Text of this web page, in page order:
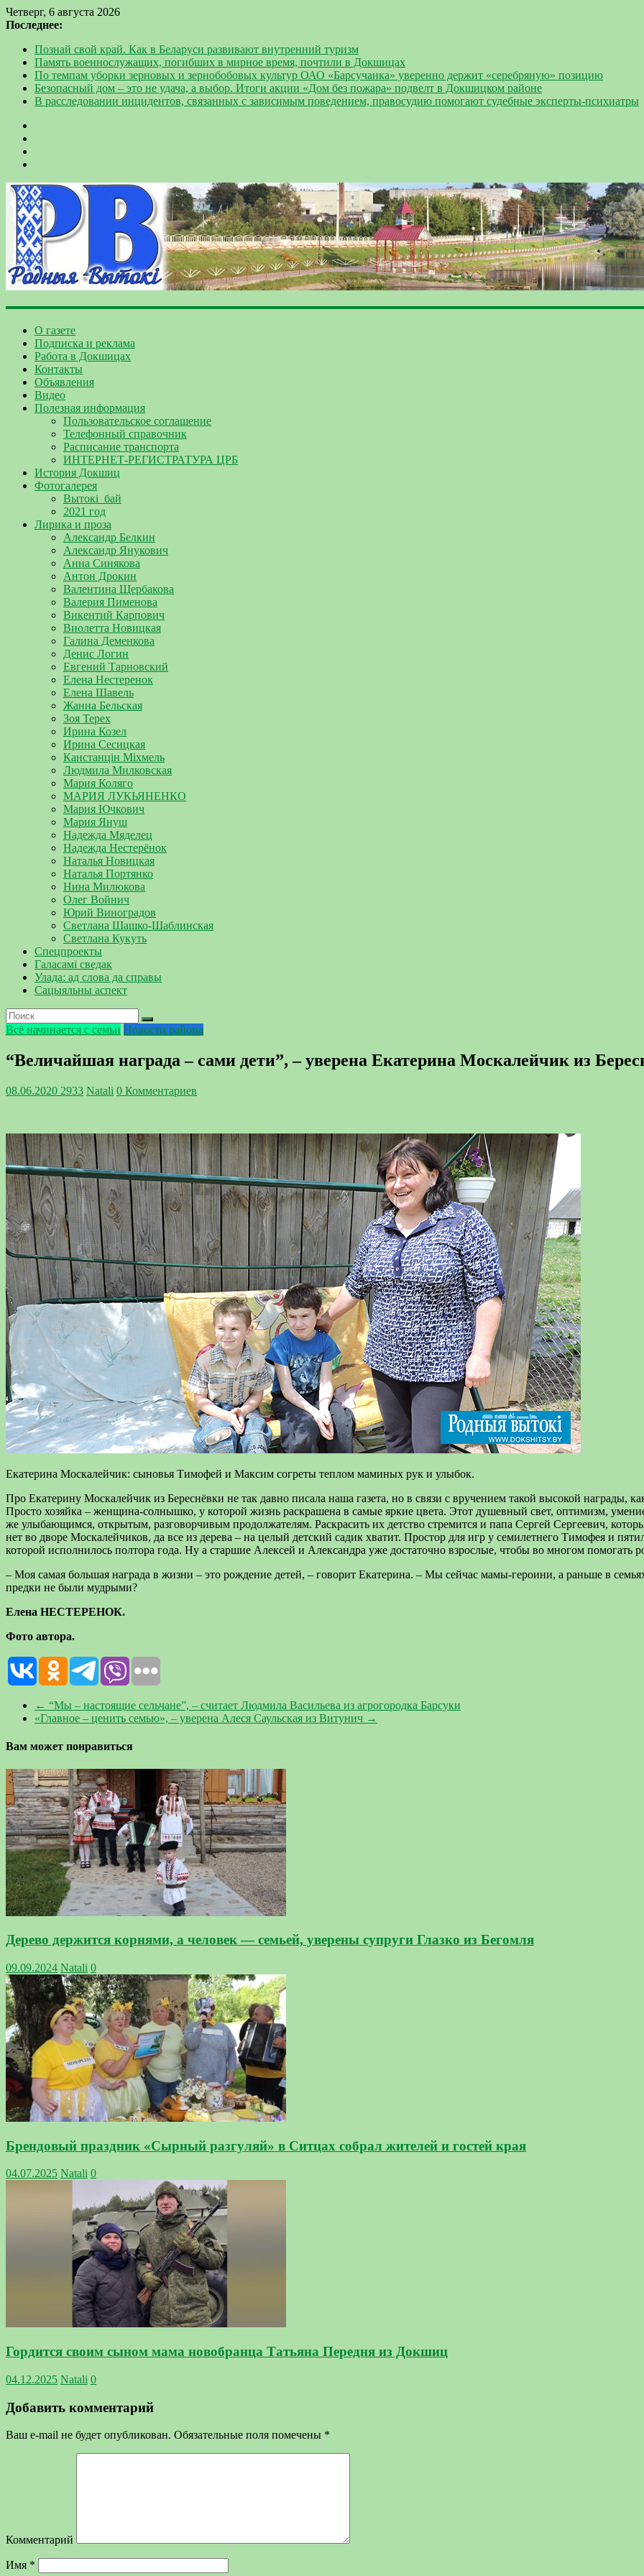
Четверг, 6 августа 2026
Последнее:
Познай свой край. Как в Беларуси развивают внутренний туризм
Память военнослужащих, погибших в мирное время, почтили в Докшицах
По темпам уборки зерновых и зернобобовых культур ОАО «Барсучанка» уверенно держит «серебряную» позицию
Безопасный дом – это не удача, а выбор. Итоги акции «Дом без пожара» подвелт в Докшицком районе
В расследовании инцидентов, связанных с зависимым поведением, правосудию помогают судебные эксперты-психиатры
О газете
Подписка и реклама
Работа в Докшицах
Контакты
Объявления
Видео
Полезная информация
Пользовательское соглашение
Телефонный справочник
Расписание транспорта
ИНТЕРНЕТ-РЕГИСТРАТУРА ЦРБ
История Докшиц
Фотогалерея
Вытокі_бай
2021 год
Лирика и проза
Александр Белкин
Александр Янукович
Анна Синякова
Антон Дрокин
Валентина Щербакова
Валерия Пименова
Викентий Карпович
Виолетта Новицкая
Галина Деменкова
Денис Логин
Евгений Тарновский
Елена Нестеренок
Елена Шавель
Жанна Бельская
Зоя Терех
Ирина Козел
Ирина Сесицкая
Канстанцін Міхмель
Людмила Милковская
Мария Коляго
МАРИЯ ЛУКЬЯНЕНКО
Мария Ючкович
Мария Януш
Надежда Мяделец
Надежда Нестерёнок
Наталья Новицкая
Наталья Портянко
Нина Милюкова
Олег Войнич
Юрий Виноградов
Светлана Шашко-Шаблинская
Светлана Кукуть
Спецпроекты
Галасамі сведак
Улада: ад слова да справы
Сацыяльны аспект
Всё начинается с семьи Новости района
“Величайшая награда – сами дети”, – уверена Екатерина Москалейчик из
08.06.2020 2933 Natali 0 Комментариев
Екатерина Москалейчик: сыновья Тимофей и Максим согреты теплом маминых рук и улыбок.
Про Екатерину Москалейчик из Береснёвки не так давно писала наша газета, но в связи с вручением такой высокой награды,
Просто хозяйка – женщина-солнышко, у которой жизнь раскрашена в самые яркие цвета. Этот душевный свет, оптимизм,
же улыбающимся, открытым, разговорчивым продолжателям. Раскрасить их детство стремится и папа Сергей Сергеевич,
нет во дворе Москалейчиков, да все из дерева – на целый детский садик хватит. Простор для игр у семилетнего Тимофея и
которой исполнилось полтора года. Ну а старшие Алексей и Александра уже достаточно взрослые, чтобы во многом помогать
– Моя самая большая награда в жизни – это рождение детей, – говорит Екатерина. – Мы сейчас мамы-героини, а раньше в
предки не были мудрыми?
Елена НЕСТЕРЕНОК.
Фото автора.
← “Мы – настоящие сельчане”, – считает Людмила Васильева из агрогородка Барсуки
«Главное – ценить семью», – уверена Алеся Саульская из Витунич →
Вам может понравиться
Дерево держится корнями, а человек — семьей, уверены супруги Глазко из Бегомля
09.09.2024 Natali 0
Брендовый праздник «Сырный разгуляй» в Ситцах собрал жителей и гостей края
04.07.2025 Natali 0
Гордится своим сыном мама новобранца Татьяна Передня из Докшиц
04.12.2025 Natali 0
Добавить комментарий
Ваш e-mail не будет опубликован. Обязательные поля помечены *
Комментарий
Имя *